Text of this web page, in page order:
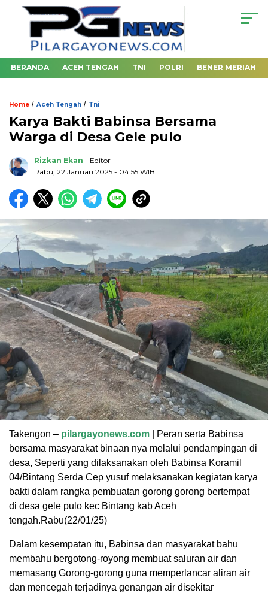
BERANDA ACEH TENGAH TNI POLRI BENER MERIAH
Home / Aceh Tengah / Tni
Karya Bakti Babinsa Bersama
Warga di Desa Gele pulo
Rizkan Ekan - Editor
Rabu, 22 Januari 2025 - 04:55 WIB
Takengon – pilargayonews.com | Peran serta Babinsa
bersama masyarakat binaan nya melalui pendampingan di
desa, Seperti yang dilaksanakan oleh Babinsa Koramil
04/Bintang Serda Cep yusuf melaksanakan kegiatan karya
bakti dalam rangka pembuatan gorong gorong bertempat
di desa gele pulo kec Bintang kab Aceh
tengah.Rabu(22/01/25)
Dalam kesempatan itu, Babinsa dan masyarakat bahu
membahu bergotong-royong membuat saluran air dan
memasang Gorong-gorong guna memperlancar aliran air
dan mencegah terjadinya genangan air disekitar